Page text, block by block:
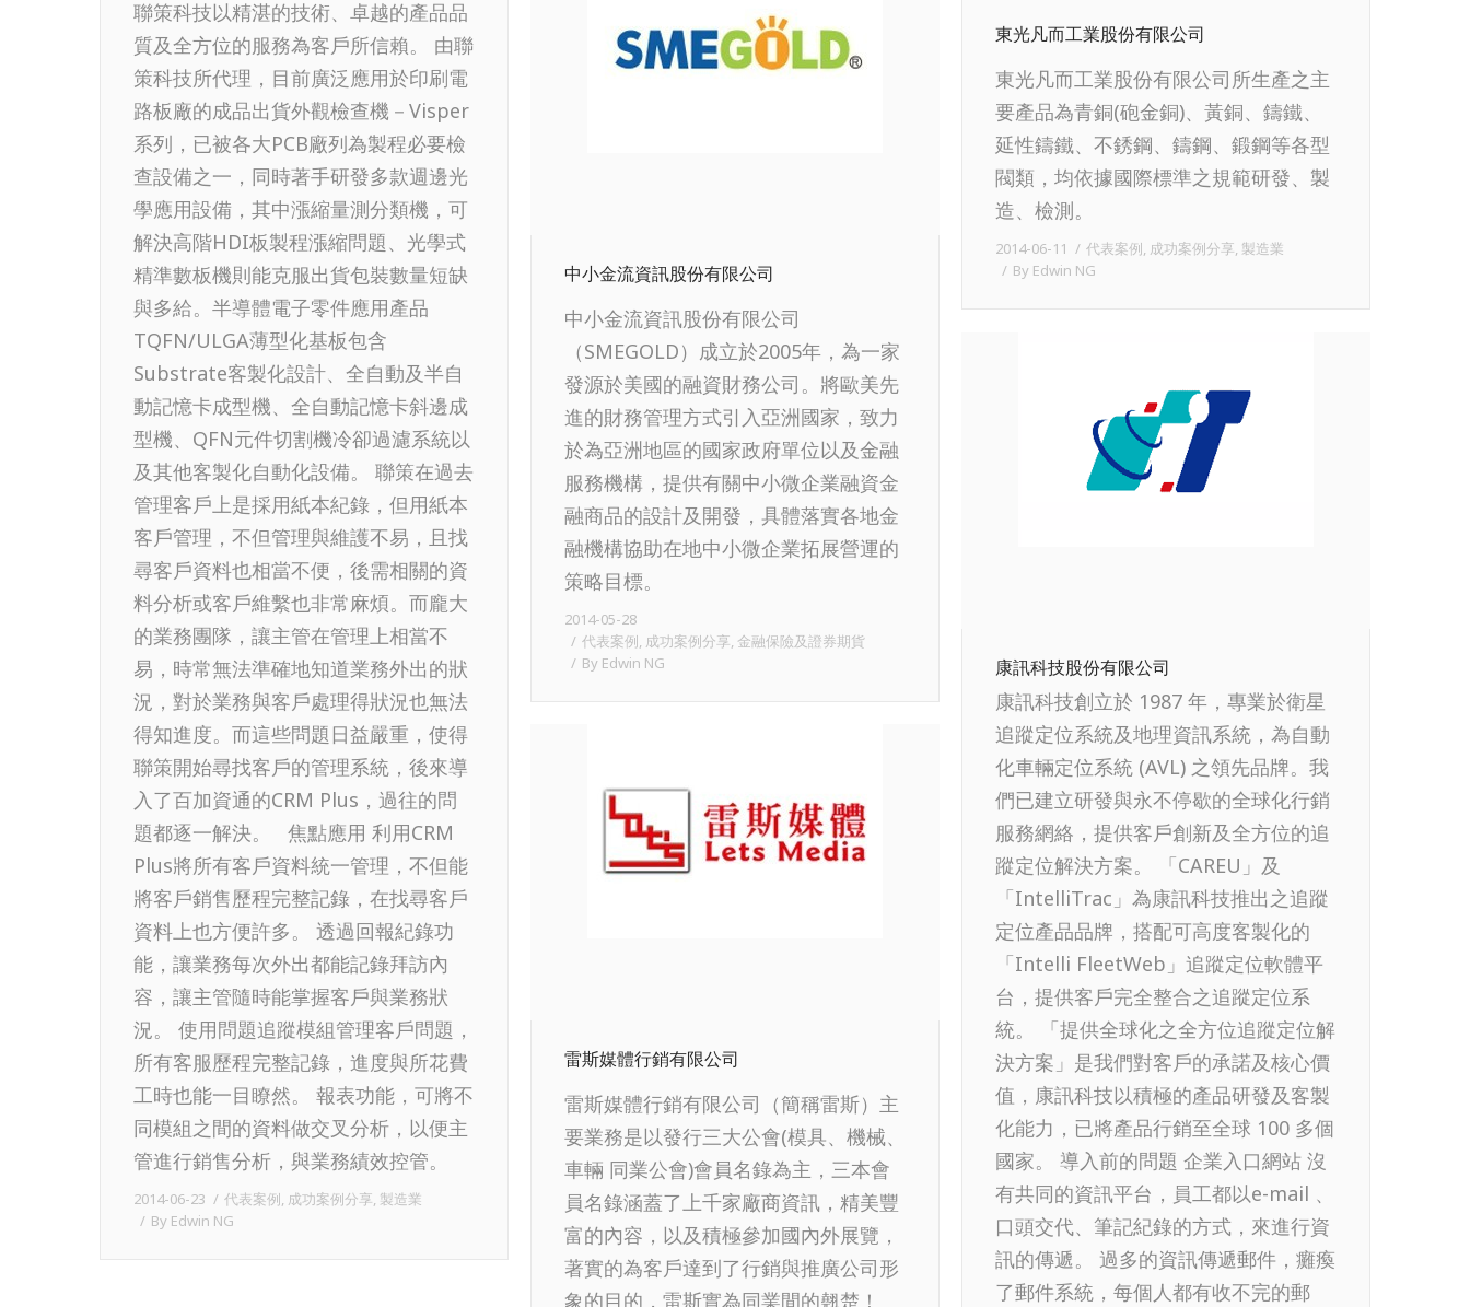
聯策科技以精湛的技術、卓越的產品品
質及全方位的服務為客戶所信賴。 由聯
策科技所代理，目前廣泛應用於印刷電
路板廠的成品出貨外觀檢查機－Visper
系列，已被各大PCB廠列為製程必要檢
查設備之一，同時著手研發多款週邊光
學應用設備，其中漲縮量測分類機，可
解決高階HDI板製程漲縮問題、光學式
精準數板機則能克服出貨包裝數量短缺
與多給。半導體電子零件應用產品
TQFN/ULGA薄型化基板包含
Substrate客製化設計、全自動及半自
動記憶卡成型機、全自動記憶卡斜邊成
型機、QFN元件切割機冷卻過濾系統以
及其他客製化自動化設備。 聯策在過去
管理客戶上是採用紙本紀錄，但用紙本
客戶管理，不但管理與維護不易，且找
尋客戶資料也相當不便，後需相關的資
料分析或客戶維繫也非常麻煩。而龐大
的業務團隊，讓主管在管理上相當不
易，時常無法準確地知道業務外出的狀
況，對於業務與客戶處理得狀況也無法
得知進度。而這些問題日益嚴重，使得
聯策開始尋找客戶的管理系統，後來導
入了百加資通的CRM Plus，過往的問
題都逐一解決。 焦點應用 利用CRM
Plus將所有客戶資料統一管理，不但能
將客戶銷售歷程完整記錄，在找尋客戶
資料上也方便許多。 透過回報紀錄功
能，讓業務每次外出都能記錄拜訪內
容，讓主管隨時能掌握客戶與業務狀
況。 使用問題追蹤模組管理客戶問題，
所有客服歷程完整記錄，進度與所花費
工時也能一目瞭然。 報表功能，可將不
同模組之間的資料做交叉分析，以便主
管進行銷售分析，與業務績效控管。
2014-06-23 代表案例, 成功案例分享, 製造業
By Edwin NG
東光凡而工業股份有限公司
東光凡而工業股份有限公司所生產之主
要產品為青銅(砲金銅)、黃銅、鑄鐵、
延性鑄鐵、不銹鋼、鑄鋼、鍛鋼等各型
閥類，均依據國際標準之規範研發、製
造、檢測。
2014-06-11 代表案例, 成功案例分享, 製造業
By Edwin NG
中小金流資訊股份有限公司
中小金流資訊股份有限公司
（SMEGOLD）成立於2005年，為一家
發源於美國的融資財務公司。將歐美先
進的財務管理方式引入亞洲國家，致力
於為亞洲地區的國家政府單位以及金融
服務機構，提供有關中小微企業融資金
融商品的設計及開發，具體落實各地金
融機構協助在地中小微企業拓展營運的
策略目標。
2014-05-28
代表案例, 成功案例分享, 金融保險及證券期貨
By Edwin NG 康訊科技股份有限公司
康訊科技創立於 1987 年，專業於衛星
追蹤定位系統及地理資訊系統，為自動
化車輛定位系統 (AVL) 之領先品牌。我
們已建立研發與永不停歇的全球化行銷
服務網絡，提供客戶創新及全方位的追
蹤定位解決方案。 「CAREU」及
「IntelliTrac」為康訊科技推出之追蹤
定位產品品牌，搭配可高度客製化的
「Intelli FleetWeb」追蹤定位軟體平
台，提供客戶完全整合之追蹤定位系
統。 「提供全球化之全方位追蹤定位解
決方案」是我們對客戶的承諾及核心價
值，康訊科技以積極的產品研發及客製
化能力，已將產品行銷至全球 100 多個
國家。 導入前的問題 企業入口網站 沒
有共同的資訊平台，員工都以e-mail 、
口頭交代、筆記紀錄的方式，來進行資
訊的傳遞。 過多的資訊傳遞郵件，癱瘓
了郵件系統，每個人都有收不完的郵
雷斯媒體行銷有限公司
雷斯媒體行銷有限公司（簡稱雷斯）主
要業務是以發行三大公會(模具、機械、
車輛 同業公會)會員名錄為主，三本會
員名錄涵蓋了上千家廠商資訊，精美豐
富的內容，以及積極參加國內外展覽，
著實的為客戶達到了行銷與推廣公司形
象的目的，雷斯實為同業間的翹楚！